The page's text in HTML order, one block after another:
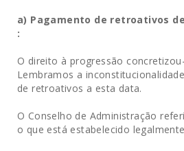
a) Pagamento de retroativos
:
O direito à progressão
Lembramos a
de retroativos a esta data.
O Conselho de Administração
o que está estabelecido